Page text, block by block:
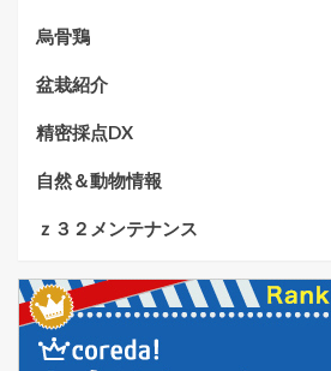
烏骨鶏
盆栽紹介
精密採点DX
自然＆動物情報
ｚ３２メンテナンス